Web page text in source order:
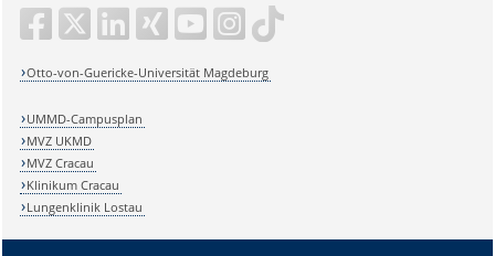
Otto-von-Guericke-Universität Magdeburg
UMMD-Campusplan
MVZ UKMD
MVZ Cracau
Klinikum Cracau
Lungenklinik Lostau